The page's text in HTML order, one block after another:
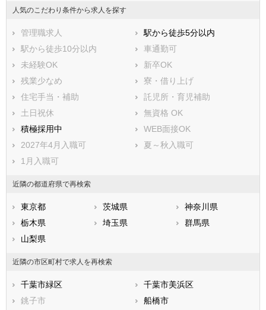
長生郡長柄町
夷隅郡大多喜町
夷隅郡御宿町
安房郡鋸南町
人気のこだわり条件から求人を探す
管理職求人
駅から徒歩5分以内
駅から徒歩10分以内
車通勤可
未経験OK
新卒OK
残業少なめ
寮・借り上げ
住宅手当・補助
託児所・育児補助
土日祝休
無資格 OK
積極採用中
WEB面接OK
2027年4月入職可
夏～秋入職可
1月入職可
近隣の都道府県で再検索
東京都 茨城県
神奈川県
栃木県
埼玉県
群馬県
山梨県
近隣の市区町村で求人を再検索
千葉市緑区
千葉市美浜区
銚子市
船橋市